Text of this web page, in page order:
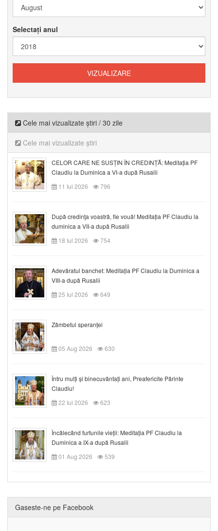
Selectați anul
Cele mai vizualizate știri / 30 zile
Cele mai vizualizate știri
CELOR CARE NE SUSȚIN ÎN CREDINȚĂ: Meditația PF
Claudiu la Duminica a VI-a după Rusalii
11 Iul 2026
796
După credinţa voastră, fie vouă! Meditația PF Claudiu la
duminica a VII-a după Rusalii
18 Iul 2026
754
Adevăratul banchet: Meditația PF Claudiu la Duminica a
VIII-a după Rusalii
25 Iul 2026
649
Zâmbetul speranței
05 Aug 2026 630
Întru mulți și binecuvântați ani, Preafericite Părinte
Claudiu!
22 Iul 2026
623
Încălecând furtunile vieții: Meditația PF Claudiu la
Duminica a IX-a după Rusalii
01 Aug 2026
539
Gaseste-ne pe Facebook